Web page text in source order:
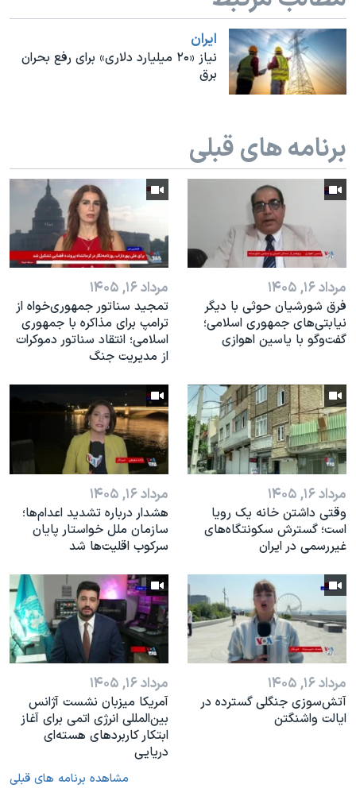
نرگس محمدی برنده جایزه نوبل صلح
همایش محافظه‌کاران آمریکا «سی‌پک»
صفحه‌های ویژه
ايران
نیاز «۲۰ میلیارد دلاری» برای رفع بحران
برق
برنامه های قبلی
مرداد ۱۶, ۱۴۰۵
فرق شورشیان حوثی با دیگر
نیابتی‌های جمهوری اسلامی؛
گفت‌وگو با یاسین اهوازی
مرداد ۱۶, ۱۴۰۵
تمجید سناتور جمهوری‌خواه از
ترامپ برای مذاکره با جمهوری
اسلامی؛ انتقاد سناتور دموکرات
از مدیریت جنگ
مرداد ۱۶, ۱۴۰۵
وقتی داشتن خانه یک رویا
است؛ گسترش سکونتگاه‌های
غیررسمی در ایران
مرداد ۱۶, ۱۴۰۵
هشدار درباره تشدید اعدام‌ها؛
سازمان ملل خواستار پایان
سرکوب اقلیت‌ها شد
مرداد ۱۶, ۱۴۰۵
آتش‌سوزی جنگلی گسترده در
ایالت واشنگتن
مرداد ۱۶, ۱۴۰۵
آمریکا میزبان نشست آژانس
بین‌المللی انرژی اتمی برای آغاز
ابتکار کاربردهای هسته‌ای
دریایی
مشاهده برنامه های قبلی